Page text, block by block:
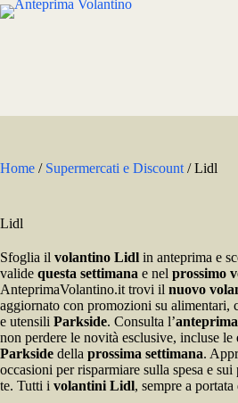
Salta
al
Home / Supermercati e Discount /Lidl
Lidl
Sfoglia il volantino Lidl in anteprima e
valide questa settimana e nel prossimo
AnteprimaVolantino.it trovi il nuovo
aggiornato con promozioni su alimentari,
e utensili Parkside. Consulta l’
non perdere le novità esclusive, incluse le
Parkside della prossima settimana.
occasioni per risparmiare sulla spesa e
te. Tutti i volantini Lidl, sempre a